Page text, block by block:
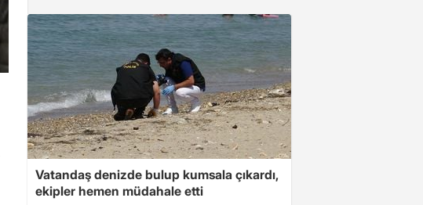
Vatandaş denizde bulup kumsala çıkardı,
ekipler hemen müdahale etti